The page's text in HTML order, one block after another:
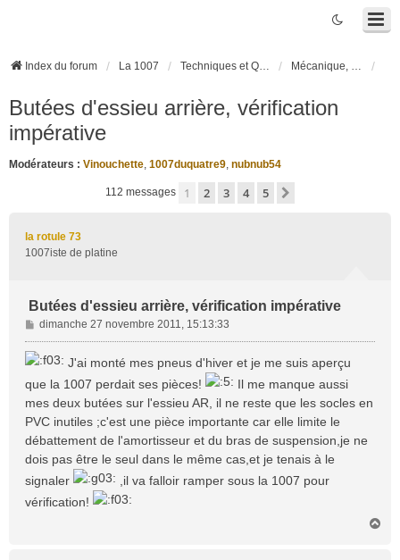
Index du forum La 1007 Techniques et Questions Mécanique, liaison au sol et pneumatiques
Butées d'essieu arrière, vérification
impérative
Modérateurs : Vinouchette, 1007duquatre9, nubnub54
112 messages 1 2 3 4 5
la rotule 73
1007iste de platine
Butées d'essieu arrière, vérification impérative
M
e
s
a
g
e
dimanche 27 novembre 2011, 15:13:33
J'ai monté mes pneus d'hiver et je me suis aperçu
que la 1007 perdait ses pièces!
Il me manque aussi
mes deux butées sur l'essieu AR, il ne reste que les socles en
PVC inutiles ;c'est une pièce importante car elle limite le
débattement de l'amortisseur et du bras de suspension,je ne
dois pas être le seul dans le même cas,et je tenais à le
signaler
,il va falloir ramper sous la 1007 pour
vérification!